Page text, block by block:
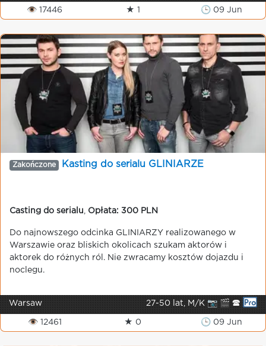
👁 17446 ★ 1 🕒 09 Jun
Zakończone Kasting do serialu GLINIARZE
Casting do serialu Opłata: 300 PLN
Do najnowszego odcinka GLINIARZY realizowanego w
Warszawie oraz bliskich okolicach szukam aktorów i
aktorek do różnych ról. Nie zwracamy kosztów dojazdu i
noclegu.
Warsaw 27-50 lat, M/K 📷 🎬 🕿
👁 12461 ★ 0 🕒 09 Jun